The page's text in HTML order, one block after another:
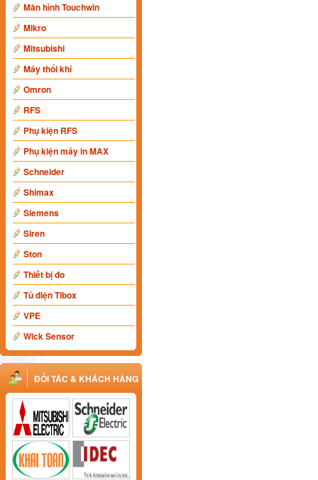
Màn hình Touchwin
Mikro
Mitsubishi
Máy thổi khí
Omron
RFS
Phụ kiện RFS
Phụ kiện máy in MAX
Schneider
Shimax
Siemens
Siren
Ston
Thiết bị đo
Tủ điện Tibox
VPE
Wick Sensor
ĐỐI TÁC & KHÁCH HÀNG